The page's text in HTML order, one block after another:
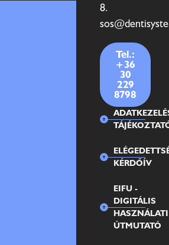
8.
Tel.:
+36
30
229
8798
KÉRDŐÍV
EIFU -
DIGITÁLIS
HASZNÁLATI
ÚTMUTATÓ